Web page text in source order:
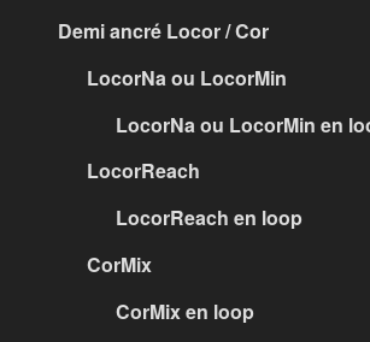
Demi ancré Locor / Cor
LocorNa ou LocorMin
LocorNa ou LocorMin en
LocorReach
LocorReach en loop
CorMix
CorMix en loop